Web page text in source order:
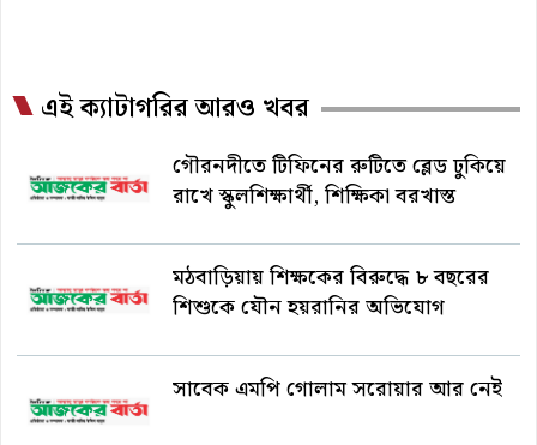
এই ক্যাটাগরির আরও খবর
গৌরনদীতে টিফিনের রুটিতে ব্লেড ঢুকিয়ে
রাখে স্কুলশিক্ষার্থী, শিক্ষিকা বরখাস্ত
মঠবাড়িয়ায় শিক্ষকের বিরুদ্ধে ৮ বছরের
শিশুকে যৌন হয়রানির অভিযোগ
সাবেক এমপি গোলাম সরোয়ার আর নেই